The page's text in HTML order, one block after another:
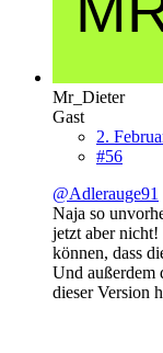
Mr_Dieter
Gast
2.
#56
@Adlerauge91
Naja so
jetzt aber nicht!
können, dass
Und außerdem
dieser Version